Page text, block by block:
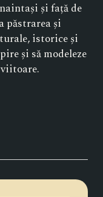
și față de
păstrarea și
istorice și
și să modeleze